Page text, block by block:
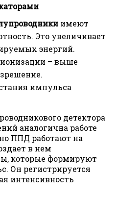
имеют
Это увеличивает
энергий.
– выше
импульса
детектора
аналогична работе
ППД работают на
в нем
которые формируют
Он регистрируется
интенсивность